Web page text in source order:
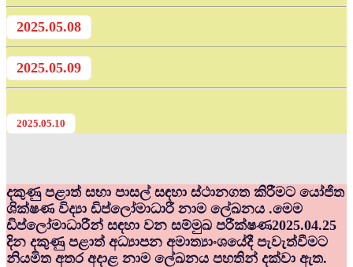
2025.05.08
2025.05.09
2025.05.10
දකුණු පළාත් සභා පාසල් සඳහා ස්ථානගත කිරීමට යෝජිත
ශික්ෂණ විද්‍යා ඩිප්ලෝමාධාරී නාම ලේඛනය .මෙම
ඩිප්ලෝමාධාරීන් සඳහා වන සම්මුඛ පරීක්ෂණ2025.04.25
දින දකුණු පළාත් අධ්‍යාපන අමාත්‍යාංශයේදී පැවැත්වීමට
නියමිත අතර අදාළ නාම ලේඛනය පහතින් දක්වා ඇත.